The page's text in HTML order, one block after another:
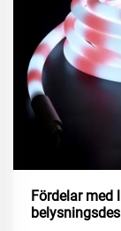
Fördelar med